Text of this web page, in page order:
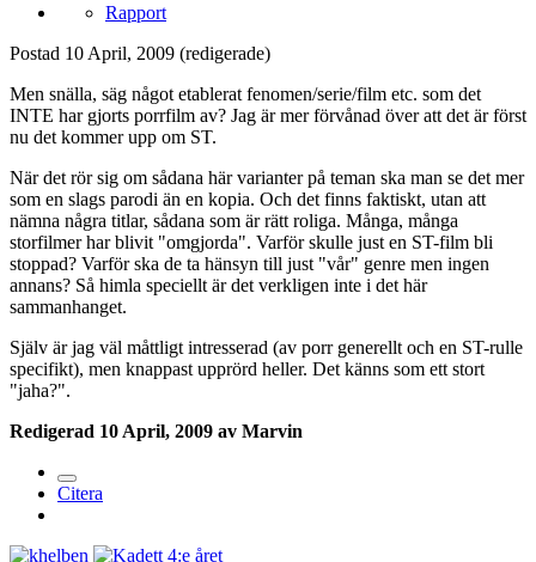
Rapport
Postad 10 April, 2009 (redigerade)
Men snälla, säg något etablerat fenomen/serie/film etc. som det
INTE har gjorts porrfilm av? Jag är mer förvånad över att det är först
nu det kommer upp om ST.
När det rör sig om sådana här varianter på teman ska man se det mer
som en slags parodi än en kopia. Och det finns faktiskt, utan att
nämna några titlar, sådana som är rätt roliga. Många, många
storfilmer har blivit "omgjorda". Varför skulle just en ST-film bli
stoppad? Varför ska de ta hänsyn till just "vår" genre men ingen
annans? Så himla speciellt är det verkligen inte i det här
sammanhanget.
Själv är jag väl måttligt intresserad (av porr generellt och en ST-rulle
specifikt), men knappast upprörd heller. Det känns som ett stort
"jaha?".
Redigerad 10 April, 2009 av Marvin
Citera